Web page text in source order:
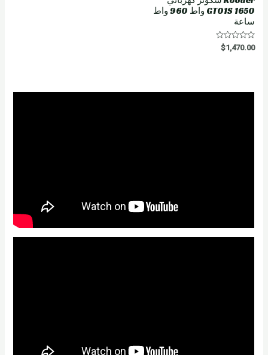
GT01S 1650 واط 960 واط
ساعة
R
a
$1,470.00